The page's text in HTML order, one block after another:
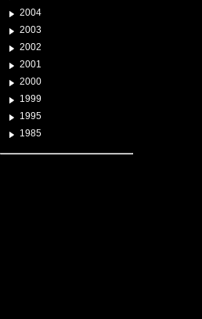
2004
2003
2002
2001
2000
1999
1995
1985